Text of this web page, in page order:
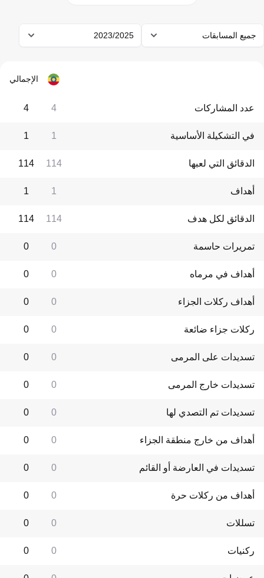
جميع المسابقات 2023/2025
الإجمالي
عدد المشاركات 4
4
في التشكيلة الأساسية 1
1
الدقائق التي لعبها 114
114
أهداف 1
1
الدقائق لكل هدف 114
114
تمريرات حاسمة 0
0
أهداف في مرماه 0
0
أهداف ركلات الجزاء 0
0
ركلات جزاء ضائعة 0
0
تسديدات على المرمى 0
0
تسديدات خارج المرمى 0
0
تسديدات تم التصدي لها 0
0
أهداف من خارج منطقة الجزاء 0
0
تسديدات في العارضة أو القائم 0
0
أهداف من ركلات حرة 0
0
تسللات 0
0
ركنيات 0
0